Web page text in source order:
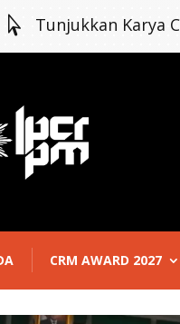
 Tunjukkan Karya
CRM AWARD 2027